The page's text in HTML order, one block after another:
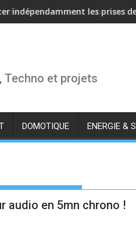
indépendamment les prises
Techno et projets
DOMOTIQUE ENERGIE &
audio en 5mn chrono !